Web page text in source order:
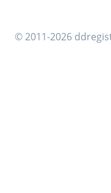
© 2011-2026